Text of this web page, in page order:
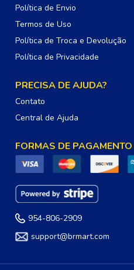
Política de Envio
Termos de Uso
Política de Troca e Devolução
Política de Privacidade
PRECISA DE AJUDA?
Contato
Central de Ajuda
FORMAS DE PAGAMENTO
954-806-2909
support@brmart.com